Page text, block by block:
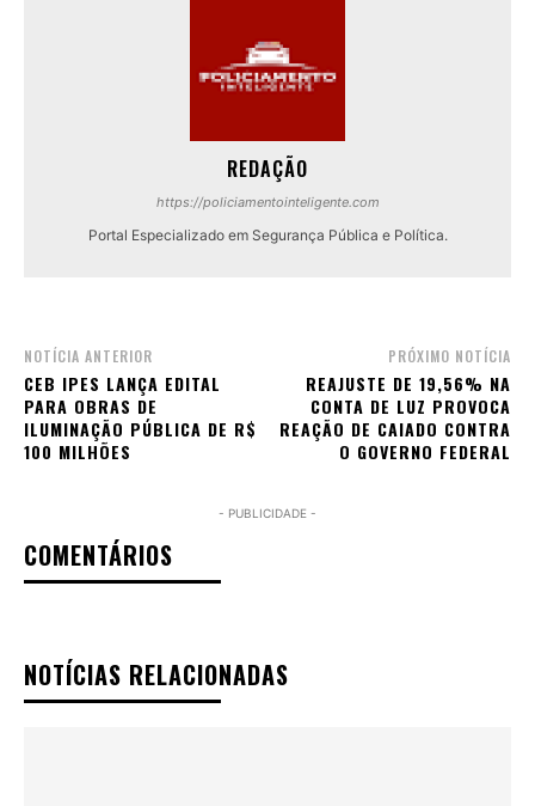
REDAÇÃO
https://policiamentointeligente.com
Portal Especializado em Segurança Pública e Política.
NOTÍCIA ANTERIOR
CEB IPES LANÇA EDITAL
PARA OBRAS DE
ILUMINAÇÃO PÚBLICA DE R$
100 MILHÕES
PRÓXIMO NOTÍCIA
REAJUSTE DE 19,56% NA
CONTA DE LUZ PROVOCA
REAÇÃO DE CAIADO CONTRA
O GOVERNO FEDERAL
- PUBLICIDADE -
COMENTÁRIOS
NOTÍCIAS RELACIONADAS